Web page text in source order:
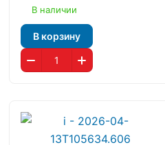
В наличии
В корзину